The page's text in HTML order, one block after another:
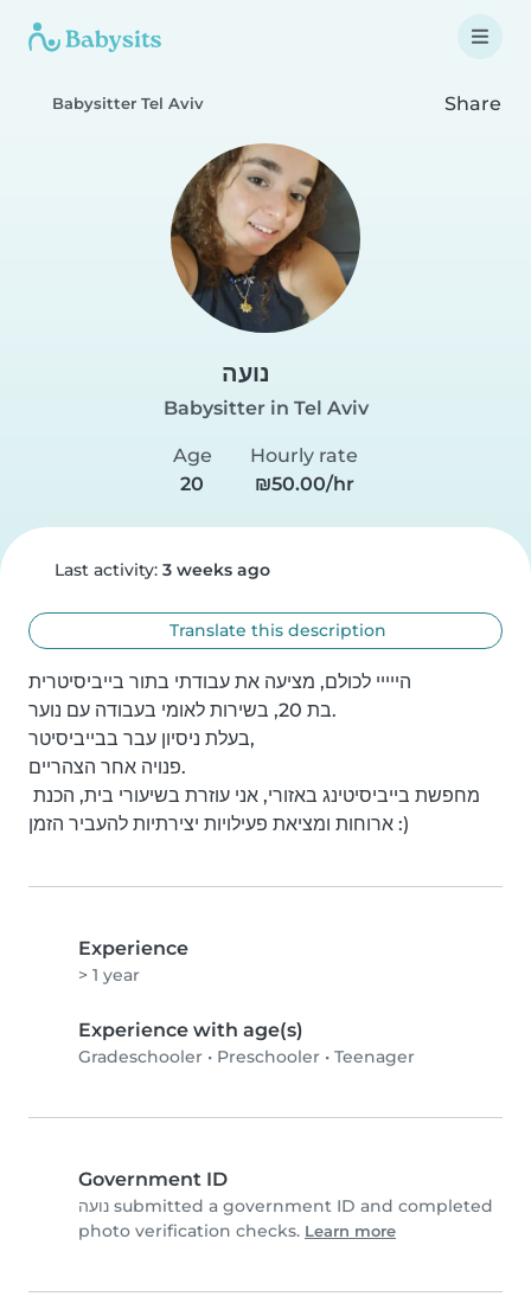
Babysitter Tel Aviv Share
נועה
Babysitter in Tel Aviv
Age
20
Hourly rate
₪50.00/hr
Last activity: 3 weeks ago
Translate this description
הייייי לכולם, מציעה את עבודתי בתור בייביסיטרית
בת 20, בשירות לאומי בעבודה עם נוער.
בעלת ניסיון עבר בבייביסיטר,
פנויה אחר הצהריים.
ארוחות ומציאת פעילויות יצירתיות להעביר הזמן :)
Experience
> 1 year
Experience with age(s)
Gradeschooler • Preschooler • Teenager
Government ID
נועה submitted a government ID and completed
photo verification checks. Learn more